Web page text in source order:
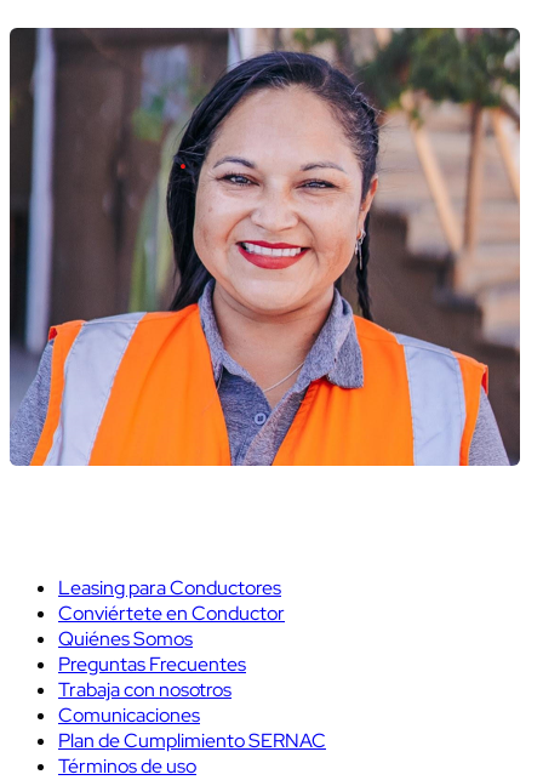
Leasing para Conductores
Conviértete en Conductor
Quiénes Somos
Preguntas Frecuentes
Trabaja con nosotros
Comunicaciones
Plan de Cumplimiento SERNAC
Términos de uso